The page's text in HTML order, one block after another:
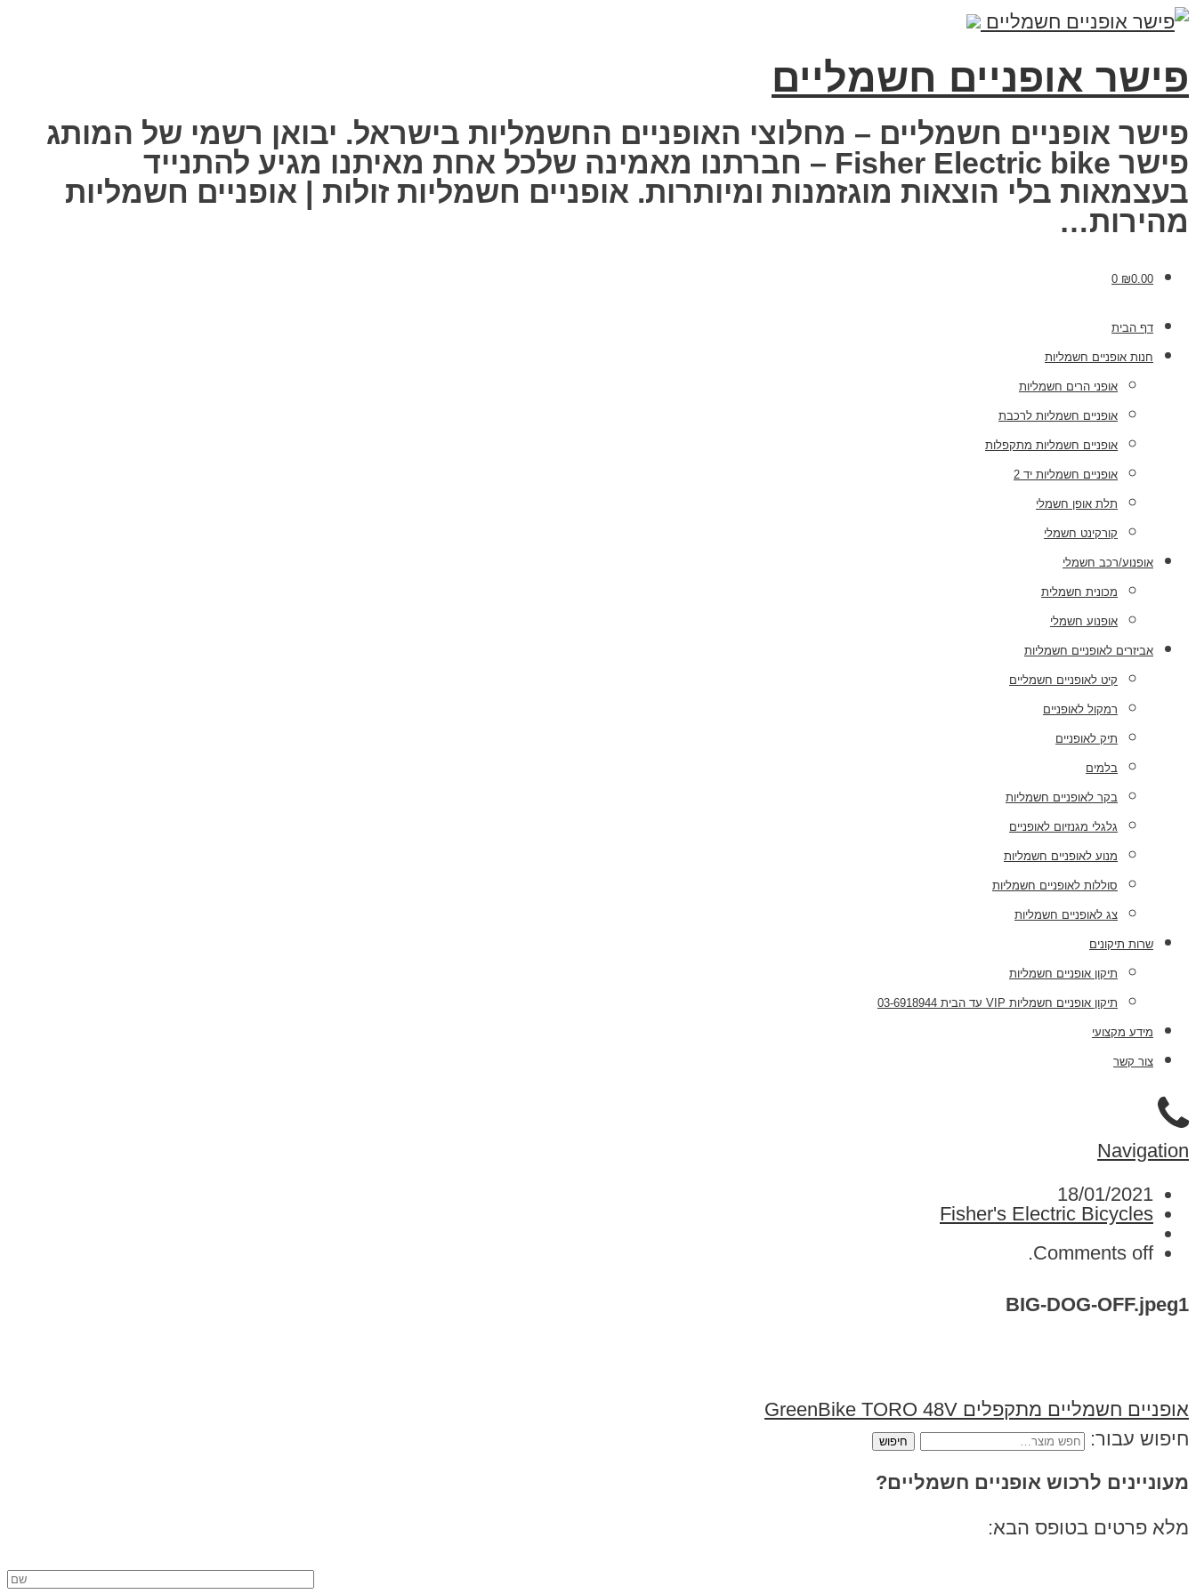
פישר אופניים חשמליים
פישר אופניים חשמליים – מחלוצי האופניים החשמליות בישראל. יבואן רשמי של המותג
פישר Fisher Electric bike – חברתנו מאמינה שלכל אחת מאיתנו מגיע להתנייד
בעצמאות בלי הוצאות מוגזמנות ומיותרות. אופניים חשמליות זולות | אופניים חשמליות
מהירות…
₪0.00
0
דף הבית
חנות אופניים חשמליות
אופני הרים חשמליות
אופניים חשמליות לרכבת
אופניים חשמליות מתקפלות
אופניים חשמליות יד 2
תלת אופן חשמלי
קורקינט חשמלי
אופנוע/רכב חשמלי
מכונית חשמלית
אופנוע חשמלי
אביזרים לאופניים חשמליות
קיט לאופניים חשמליים
רמקול לאופניים
תיק לאופניים
בלמים
בקר לאופניים חשמליות
גלגלי מגנזיום לאופניים
מנוע לאופניים חשמליות
סוללות לאופניים חשמליות
צג לאופניים חשמליות
שרות תיקונים
תיקון אופניים חשמליות
תיקון אופניים חשמליות VIP עד הבית 03-6918944
מידע מקצועי
צור קשר
Navigation
18/01/2021
Fisher's Electric Bicycles
Comments off.
BIG-DOG-OFF.jpeg1
אופניים חשמליים מתקפלים GreenBike TORO 48V
חיפוש עבור:
מעוניינים לרכוש אופניים חשמליים?
מלא פרטים בטופס הבא: